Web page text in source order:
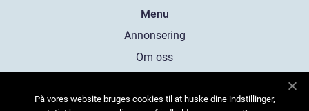
Menu
Annonsering
Om oss
Kontakta oss
På vores website bruges cookies til at huske dine indstillinger,